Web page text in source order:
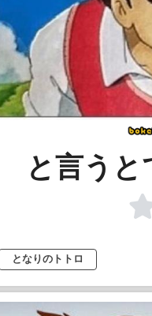
と言う
となりのトトロ